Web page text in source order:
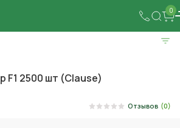
0
F1 2500 шт (Clause)
Отзывов (0)